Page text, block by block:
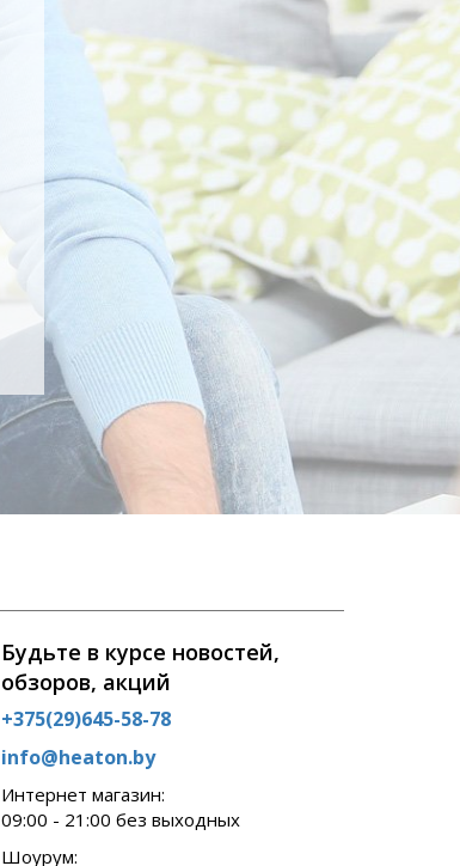
Будьте в курсе новостей,
обзоров, акций
+375(29)645-58-78
info@heaton.by
Интернет магазин:
09:00 - 21:00 без выходных
Шоурум: